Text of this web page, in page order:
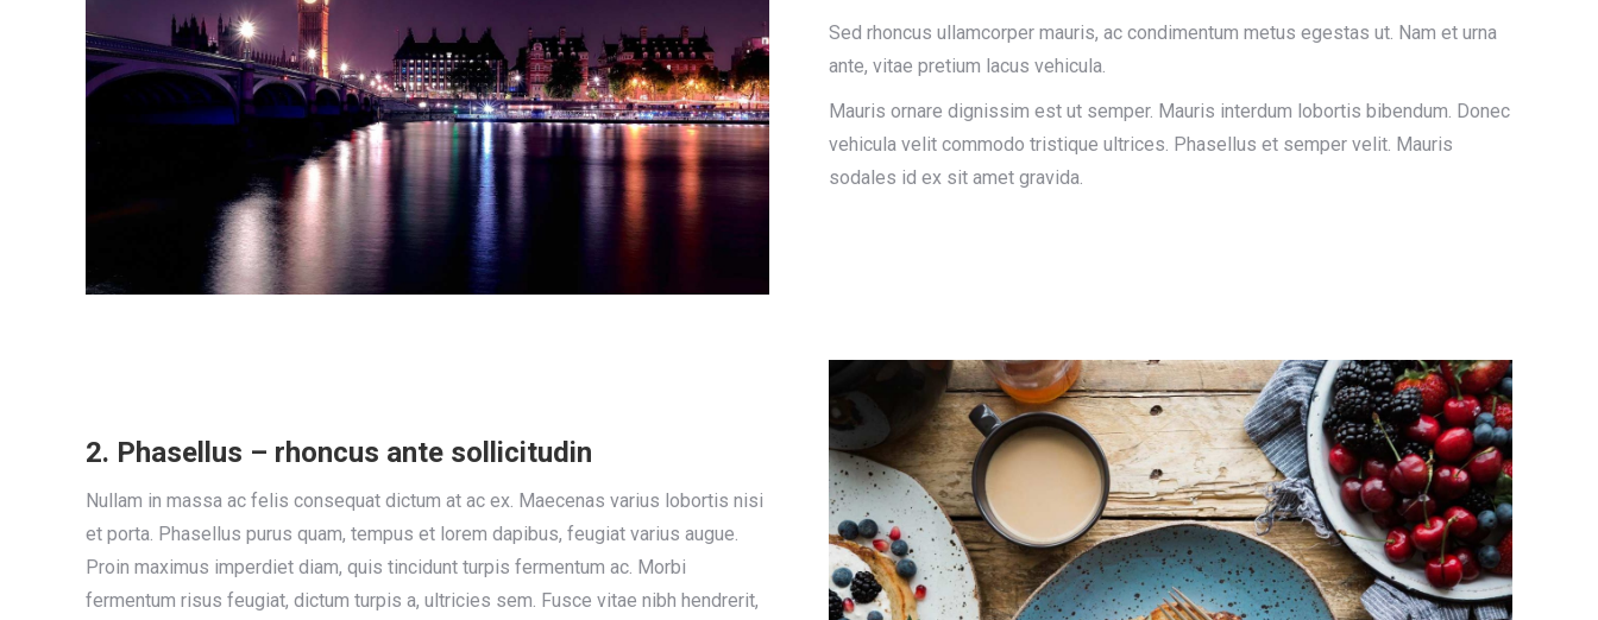
Sed rhoncus ullamcorper mauris, ac condimentum metus egestas ut. Nam et urna
ante, vitae pretium lacus vehicula.
Mauris ornare dignissim est ut semper. Mauris interdum lobortis bibendum. Donec
vehicula velit commodo tristique ultrices. Phasellus et semper velit. Mauris
sodales id ex sit amet gravida.
2. Phasellus – rhoncus ante sollicitudin
Nullam in massa ac felis consequat dictum at ac ex. Maecenas varius lobortis nisi
et porta. Phasellus purus quam, tempus et lorem dapibus, feugiat varius augue.
Proin maximus imperdiet diam, quis tincidunt turpis fermentum ac. Morbi
fermentum risus feugiat, dictum turpis a, ultricies sem. Fusce vitae nibh hendrerit,